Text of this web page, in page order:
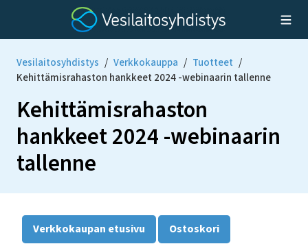
Vesilaitosyhdistys / Verkkokauppa / Tuotteet /
Kehittämisrahaston hankkeet 2024 -webinaarin tallenne
Kehittämisrahaston
hankkeet 2024 -webinaarin
tallenne
Verkkokaupan etusivu Ostoskori